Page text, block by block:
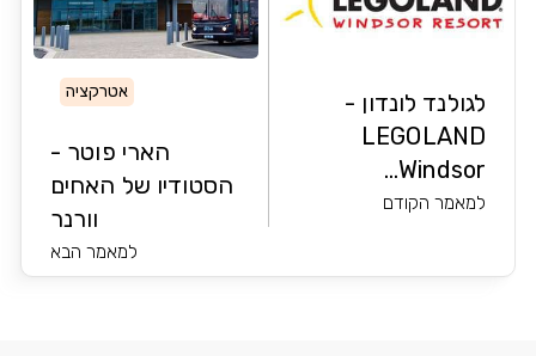
לגולנד לונדון -
LEGOLAND
Windsor...
למאמר הקודם
אטרקציה
הארי פוטר -
הסטודיו של האחים
וורנר
למאמר הבא